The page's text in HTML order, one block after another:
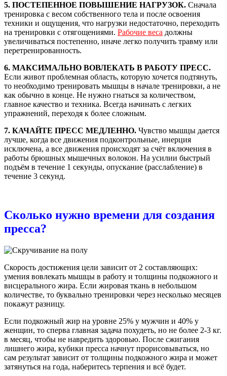
5. ПОСТЕПЕННОЕ ПОВЫШЕНИЕ НАГРУЗОК. Сначала
тренировка с весом собственного тела и после освоения
техники и ощущения, что нагрузки недостаточно, переходить
на тренировки с отягощениями. Рабочие веса должны
увеличиваться постепенно, иначе легко получить травму или
перетренированность.
6. МАКСИМАЛЬНО ВОВЛЕКАТЬ В РАБОТУ ПРЕСС.
Если живот проблемная область, которую хочется подтянуть,
то необходимо тренировать мышцы в начале тренировки, а не
как обычно в конце. Не нужно гнаться за количеством,
главное качество и техника. Всегда начинать с легких
упражнений, переходя к более сложным.
7. КАЧАЙТЕ ПРЕСС МЕДЛЕННО. Чувство мышцы дается
лучше, когда все движения подконтрольные, инерция
исключена, а все движения происходят за счёт включения в
работы брюшных мышечных волокон. На усилии быстрый
подъём в течение 1 секунды, опускание (расслабление) в
течение 3 секунд.
Сколько нужно времени для создания
пресса?
Скорость достижения цели зависит от 2 составляющих:
умения вовлекать мышцы в работу и толщины подкожного и
висцерального жира. Если жировая ткань в небольшом
количестве, то буквально тренировки через несколько месяцев
покажут разницу.
Если подкожный жир на уровне 25% у мужчин и 40% у
женщин, то сперва главная задача похудеть, но не более 2-3 кг.
в месяц, чтобы не навредить здоровью. После сжигания
лишнего жира, кубики пресса начнут прорисовываться, но
сам результат зависит от толщины подкожного жира и может
затянуться на года, наберитесь терпения и всё будет.